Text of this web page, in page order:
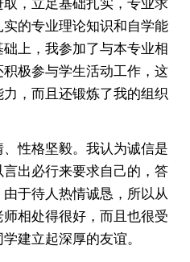
，立足基础扎实，专业求
的专业理论知识和自学能
上，我参加了与本专业相
极参与学生活动工作，这
，而且还锻炼了我的组织
性格坚毅。我认为诚信是
出必行来要求自己的，答
于待人热情诚恳，所以从
相处得很好，而且也很受
建立起深厚的友谊。